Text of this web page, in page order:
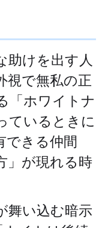
助けを出す人
視で無私の正
「ホワイトナ
ているときに
できる仲間
が現れる時
舞い込む暗示